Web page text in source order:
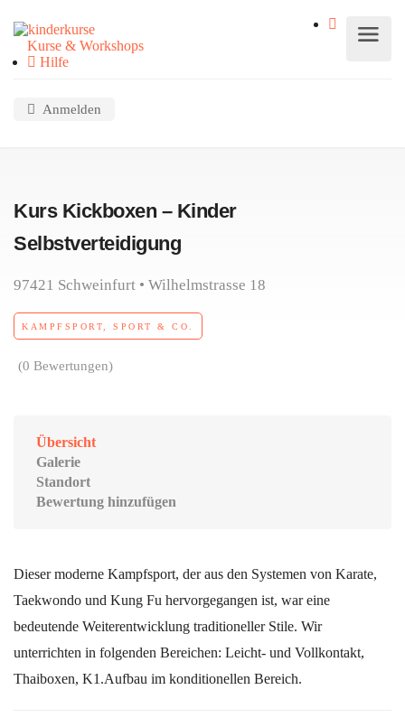
Kurse & Workshops
Hilfe
Anmelden
Kurs Kickboxen – Kinder
Selbstverteidigung
97421 Schweinfurt • Wilhelmstrasse 18
KAMPFSPORT, SPORT & CO.
(0 Bewertungen)
Übersicht
Galerie
Standort
Bewertung hinzufügen
Dieser moderne Kampfsport, der aus den Systemen von Karate,
Taekwondo und Kung Fu hervorgegangen ist, war eine
bedeutende Weiterentwicklung traditioneller Stile. Wir
unterrichten in folgenden Bereichen: Leicht- und Vollkontakt,
Thaiboxen, K1.Aufbau im konditionellen Bereich.